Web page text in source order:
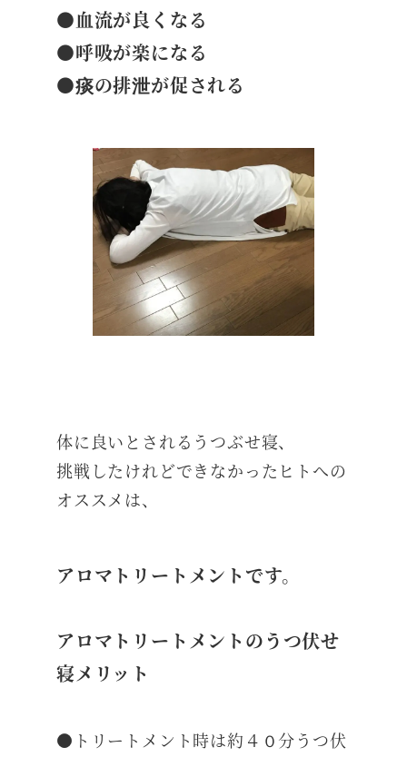
●血流が良くなる
●呼吸が楽になる
●痰の排泄が促される
体に良いとされるうつぶせ寝、
挑戦したけれどできなかったヒトへの
オススメは、
アロマトリートメントです。
アロマトリートメントのうつ伏せ
寝メリット
●トリートメント時は約４０分うつ伏